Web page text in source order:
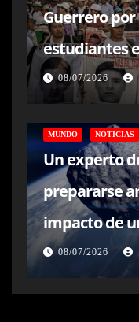
Guerrero por
estudiantes
08/07/2026
MUNDO NOTICIAS
Un experto
prepararse
impacto de
08/07/2026